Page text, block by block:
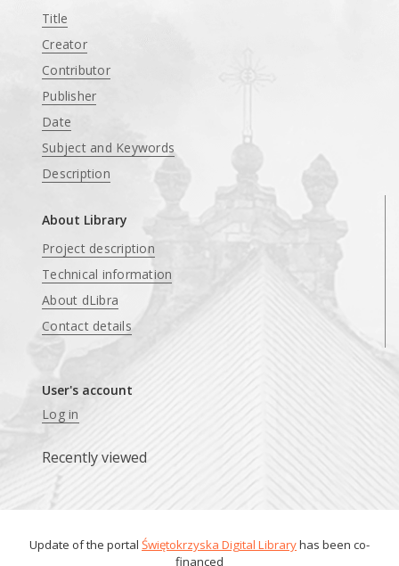
Title
Creator
Contributor
Publisher
Date
Subject and Keywords
Description
About Library
Project description
Technical information
About dLibra
Contact details
User's account
Log in
Recently viewed
Update of the portal Świętokrzyska Digital Libraryhas been co-
financed